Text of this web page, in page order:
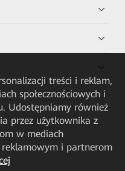
treści i reklam,
społecznościowych i
Udostępniamy również
przez użytkownika z
w mediach
reklamowym i partnerom